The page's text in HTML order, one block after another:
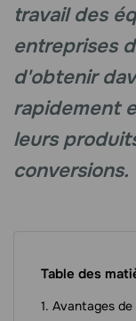
travail des
entreprises
d'obtenir
rapidement
leurs
conversions.
Table des
Avantages de